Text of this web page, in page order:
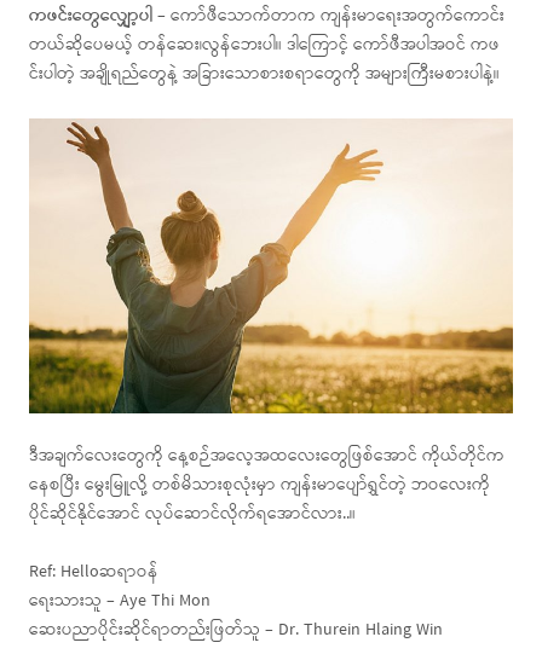
ကဖင်းတွေလျှော့ပါ– ကော်ဖီသောက်တာက ကျန်းမာရေးအတွက်ကောင်း
တယ်ဆိုပေမယ့် တန်ဆေး၊လွန်ဘေးပါ။ ဒါကြောင့် ကော်ဖီအပါအဝင် ကဖ
င်းပါတဲ့ အချိုရည်တွေနဲ့ အခြားသောစားစရာတွေကို အများကြီးမစားပါနဲ့။
ဒီအချက်လေးတွေကို နေ့စဉ်အလေ့အထလေးတွေဖြစ်အောင် ကိုယ်တိုင်က
နေစပြီး မွေးမြူလို့ တစ်မိသားစုလုံးမှာ ကျန်းမာပျော်ရွှင်တဲ့ ဘဝလေးကို
ပိုင်ဆိုင်နိုင်အောင် လုပ်ဆောင်လိုက်ရအောင်လား..။
Ref: Helloဆရာဝန်
ရေးသားသူ – Aye Thi Mon
ဆေးပညာပိုင်းဆိုင်ရာတည်းဖြတ်သူ – Dr. Thurein Hlaing Win